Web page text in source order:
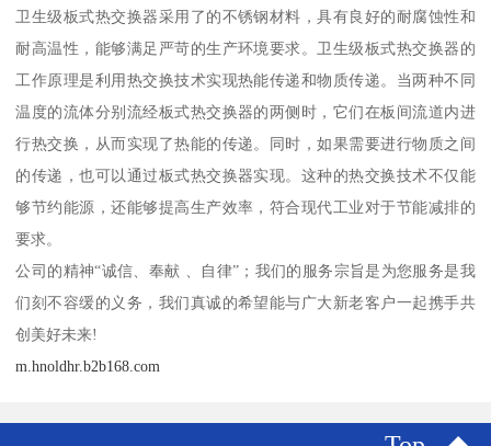
卫生级板式热交换器采用了的不锈钢材料，具有良好的耐腐蚀性和
耐高温性，能够满足严苛的生产环境要求。卫生级板式热交换器的
工作原理是利用热交换技术实现热能传递和物质传递。当两种不同
温度的流体分别流经板式热交换器的两侧时，它们在板间流道内进
行热交换，从而实现了热能的传递。同时，如果需要进行物质之间
的传递，也可以通过板式热交换器实现。这种的热交换技术不仅能
够节约能源，还能够提高生产效率，符合现代工业对于节能减排的
要求。
公司的精神“诚信、奉献 、自律”；我们的服务宗旨是为您服务是我
们刻不容缓的义务，我们真诚的希望能与广大新老客户一起携手共
创美好未来!
m.hnoldhr.b2b168.com